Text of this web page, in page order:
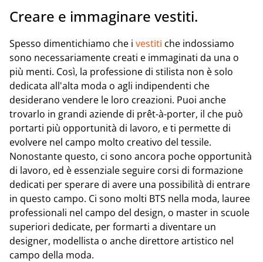
Creare e immaginare vestiti.
Spesso dimentichiamo che i vestiti che indossiamo
sono necessariamente creati e immaginati da una o
più menti. Così, la professione di stilista non è solo
dedicata all'alta moda o agli indipendenti che
desiderano vendere le loro creazioni. Puoi anche
trovarlo in grandi aziende di prêt-à-porter, il che può
portarti più opportunità di lavoro, e ti permette di
evolvere nel campo molto creativo del tessile.
Nonostante questo, ci sono ancora poche opportunità
di lavoro, ed è essenziale seguire corsi di formazione
dedicati per sperare di avere una possibilità di entrare
in questo campo. Ci sono molti BTS nella moda, lauree
professionali nel campo del design, o master in scuole
superiori dedicate, per formarti a diventare un
designer, modellista o anche direttore artistico nel
campo della moda.